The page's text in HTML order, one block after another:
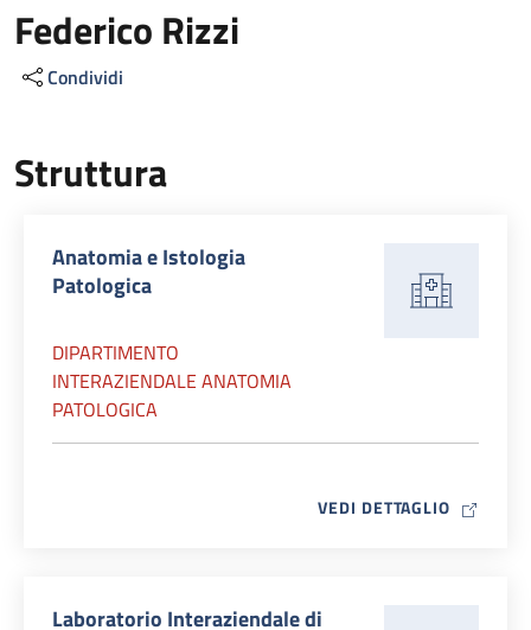
Federico Rizzi
Condividi
Struttura
Anatomia e Istologia
Patologica
DIPARTIMENTO
INTERAZIENDALE ANATOMIA
PATOLOGICA
VEDI DETTAGLIO MAP ICON
Laboratorio Interaziendale di